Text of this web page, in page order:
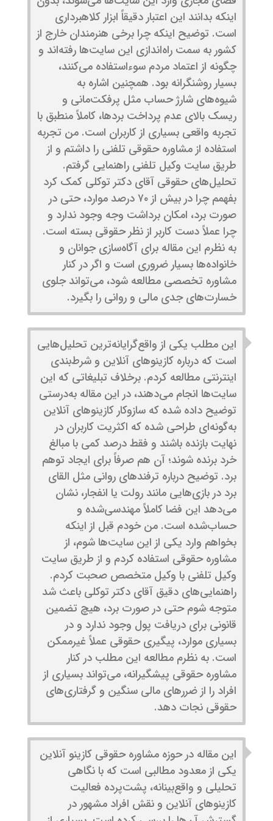
اینکه بدانند این اعتبار دقیقاً ابزار کلاهبرداری
است. توضیح اینکه چرا برخی هنرمندان خارج از
کشور به سمت راه‌اندازی این سایت‌ها رفته‌اند و
چگونه از اعتماد مردم سوءاستفاده می‌کنند،
بسیار روشنگرانه بود. همچنین اشاره به
شیوه‌های شارژ حساب مثل پرفکت‌مانی و
ریسک بالای عدم پرداخت بردها، کاملاً منطبق با
تجربه واقعی بسیاری از کاربران است. من تجربه
استفاده از مشاوره حقوقی تلفنی را داشتم و از
طریق سایت وکیل تلفنی راهنمایی گرفتم.
تحلیل‌های حقوقی آقای دکتر توکلی کمک کرد
بفهمم چرا در بیش از ۷۰ درصد موارد، حتی در
صورت برد، امکان برداشت وجه وجود ندارد و
چرا عملاً دست کاربر از نظر حقوقی بسته است.
به نظرم این مقاله برای آگاه‌سازی جوانان و
خانواده‌ها بسیار ضروری است و اگر در کنار
مشاوره تخصصی مطالعه شود، می‌تواند جلوی
خسارت‌های جدی مالی و روانی را بگیرد.
این مطلب یکی از واقع‌گرایانه‌ترین تحلیل‌هایی
است که درباره کازینوهای آنلاین و شرط‌بندی
اینترنتی مطالعه کردم. برخلاف تبلیغاتی که این
سایت‌ها انجام می‌دهند، در این مقاله به‌درستی
توضیح داده شده که سازوکار کازینوهای آنلاین
به‌گونه‌ای طراحی شده که اکثریت کاربران در
نهایت بازنده باشند و فقط درصد کمی با مبالغ
خرد برنده شوند؛ آن هم صرفاً برای ایجاد توهم
برد. توضیح درباره ترفندهای روانی مثل القای
برد در بازی‌هایی مانند رولت یا انفجار، نشان
می‌دهد این فضا کاملاً مهندسی‌شده و
حساب‌شده است. من خودم قبل از اینکه
بخواهم وارد یکی از این سایت‌ها شوم، از
مشاوره حقوقی استفاده کردم و از طریق سایت
وکیل تلفنی با وکیل متخصص صحبت کردم.
راهنمایی‌های دقیق آقای دکتر توکلی باعث شد
متوجه شوم حتی در صورت برد، هیچ تضمین
قانونی برای دریافت پول وجود ندارد و در
بسیاری موارد، پیگیری حقوقی عملاً غیرممکن
است. به نظرم مطالعه این مطلب در کنار
مشاوره حقوقی پیشگیرانه، می‌تواند بسیاری از
افراد را از ضررهای مالی سنگین و گرفتاری‌های
حقوقی نجات دهد.
این مقاله در حوزه مشاوره حقوقی کازینو آنلاین
یکی از معدود مطالبی است که با نگاهی
تحلیلی و واقع‌بینانه، پشت‌پرده فعالیت
کازینوهای آنلاین و نقش افراد مشهور در